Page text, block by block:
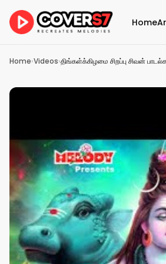
Home
Home›Videos›திங்கள்க்கிழமை சிறப்பு சிவன்